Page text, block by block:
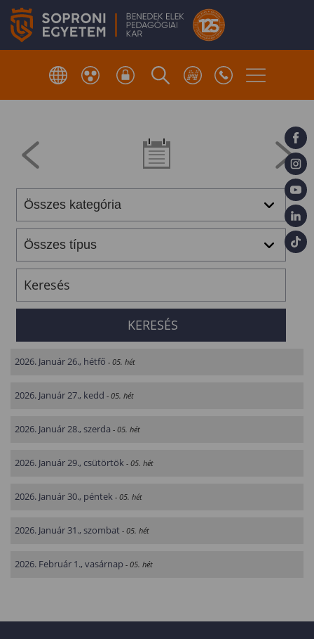
2026. Január 26., hétfő - 05. hét
2026. Január 27., kedd - 05. hét
2026. Január 28., szerda - 05. hét
2026. Január 29., csütörtök - 05. hét
2026. Január 30., péntek - 05. hét
2026. Január 31., szombat - 05. hét
2026. Február 1., vasárnap - 05. hét